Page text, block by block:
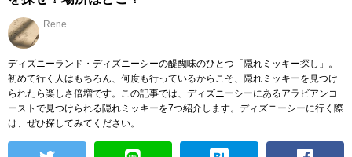
Rene
ディズニーランド・ディズニーシーの醍醐味のひとつ「隠れミッキー探し」。
初めて行く人はもちろん、何度も行っているからこそ、隠れミッキーを見つけ
られたら楽しさ倍増です。この記事では、ディズニーシーにあるアラビアンコ
ーストで見つけられる隠れミッキーを7つ紹介します。ディズニーシーに行く際
は、ぜひ探してみてください。